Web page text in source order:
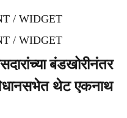
/ WIDGET
/ WIDGET
बंडखोरीनंतर
थेट एकनाथ